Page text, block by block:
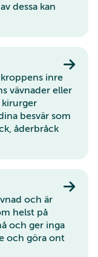
dessa kan
inre
vävnader eller
kirurger
besvär som
åderbråck
och är
helst på
och ger inga
och göra ont